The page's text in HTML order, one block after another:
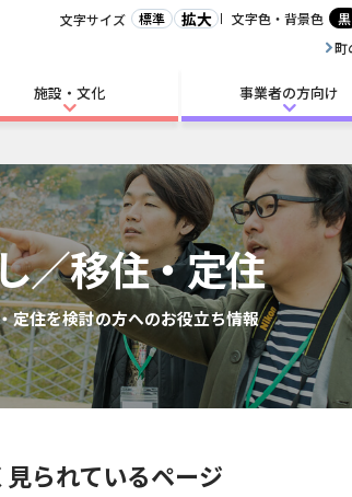
文字サイズ 標準 拡大 文字色・背景色 黒
町
施設・文化 事業者の方向け
／移住・定住
定住を検討の方へのお役立ち情報
られているページ